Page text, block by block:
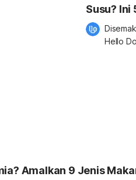
Susu? Ini
Terbaik
Hello
Amalkan 9 Jenis